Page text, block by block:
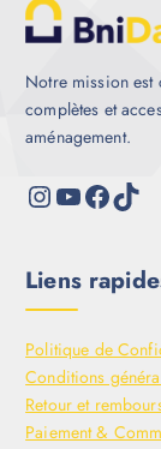
Notre mission
complètes et
aménagement.
Liens
Politique de
Conditions
Retour et
Paiement &